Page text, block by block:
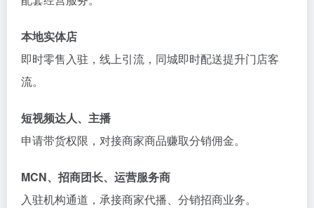
本地实体店
即时零售入驻，线上引流，同城即时配送提升门店客
流。
短视频达人、主播
申请带货权限，对接商家商品赚取分销佣金。
MCN、招商团长、运营服务商
入驻机构通道，承接商家代播、分销招商业务。